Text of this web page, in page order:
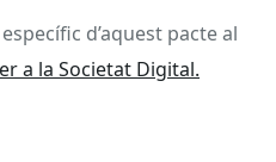
d’aquest pacte al
a la Societat Digital.